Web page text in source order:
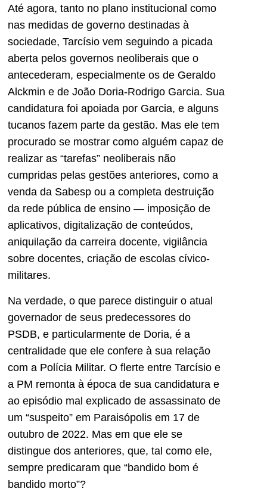
Até agora, tanto no plano institucional como
nas medidas de governo destinadas à
sociedade, Tarcísio vem seguindo a picada
aberta pelos governos neoliberais que o
antecederam, especialmente os de Geraldo
Alckmin e de João Doria-Rodrigo Garcia. Sua
candidatura foi apoiada por Garcia, e alguns
tucanos fazem parte da gestão. Mas ele tem
procurado se mostrar como alguém capaz de
realizar as “tarefas” neoliberais não
cumpridas pelas gestões anteriores, como a
venda da Sabesp ou a completa destruição
da rede pública de ensino ― imposição de
aplicativos, digitalização de conteúdos,
aniquilação da carreira docente, vigilância
sobre docentes, criação de escolas cívico-
militares.
Na verdade, o que parece distinguir o atual
governador de seus predecessores do
PSDB, e particularmente de Doria, é a
centralidade que ele confere à sua relação
com a Polícia Militar. O flerte entre Tarcísio e
a PM remonta à época de sua candidatura e
ao episódio mal explicado de assassinato de
um “suspeito” em Paraisópolis em 17 de
outubro de 2022. Mas em que ele se
distingue dos anteriores, que, tal como ele,
sempre predicaram que “bandido bom é
bandido morto”?